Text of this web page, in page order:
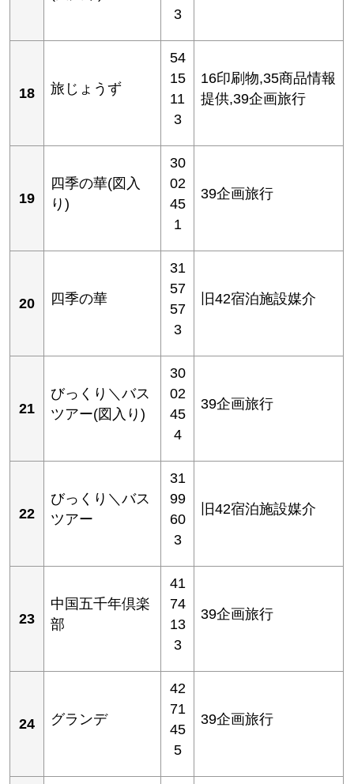
3
18 旅じょうず
54
15
11
3
16印刷物,35商品情報
提供,39企画旅行
19
四季の華(図入
り)
30
02
45
1
39企画旅行
20 四季の華
31
57
57
3
旧42宿泊施設媒介
21
びっくり＼バス
ツアー(図入り)
30
02
45
4
39企画旅行
22
びっくり＼バス
ツアー
31
99
60
3
旧42宿泊施設媒介
23
中国五千年倶楽
部
41
74
13
3
39企画旅行
24 グランデ
42
71
45
5
39企画旅行